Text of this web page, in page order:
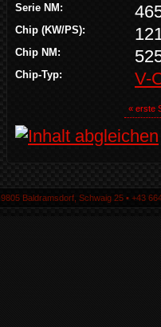
Serie NM:
Chip (KW/PS):
Chip NM:
Chip-Typ: V-
« erste
Baldramsdorf, Schwaig 25 ▪ +43